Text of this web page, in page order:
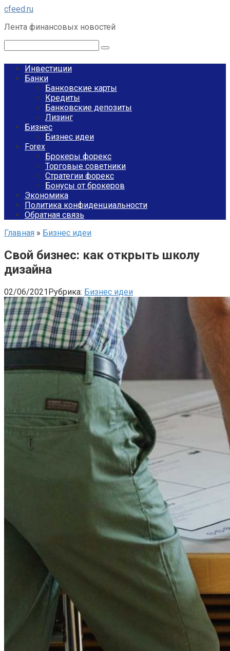
Перейти
контенту
cfeed.ru
Лента финансовых новостей
Инвестиции
Банки
Банковские карты
Кредиты
Банковские депозиты
Лизинг
Бизнес
Бизнес идеи
Forex
Брокеры форекс
Торговые советники
Стратегии форекс
Бонусы от брокеров
Экономика
Политика конфиденциальности
Обратная связь
Главная » Бизнес идеи
Свой бизнес: как открыть школу
дизайна
02/06/2021Рубрика: Бизнес идеи